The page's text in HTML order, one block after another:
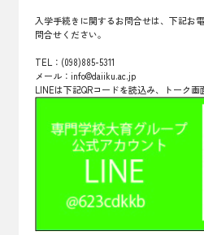
入学手続きに関するお問合せは、下記お
問合せください。
TEL：(098)885-5311
メール：info@daiiku.ac.jp
LINEは下記QRコードを読込み、トーク画